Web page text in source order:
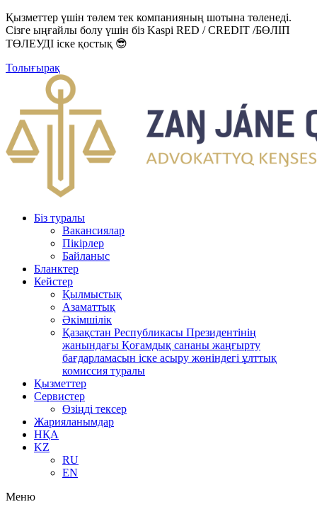
Қызметтер үшін төлем тек компанияның шотына төленеді.
Сізге ыңғайлы болу үшін біз Kaspi RED / CREDIT /БӨЛІП
ТӨЛЕУДІ іске қостық 😎
Толығырақ
Біз туралы
Вакансиялар
Пікірлер
Байланыс
Бланктер
Кейстер
Қылмыстық
Азаматтық
Әкімшілік
Қазақстан Республикасы Президентінің
жанындағы Қоғамдық сананы жаңғырту
бағдарламасын іске асыру жөніндегі ұлттық
комиссия туралы
Қызметтер
Сервистер
Өзіңді тексер
Жарияланымдар
НҚА
KZ
RU
EN
Меню